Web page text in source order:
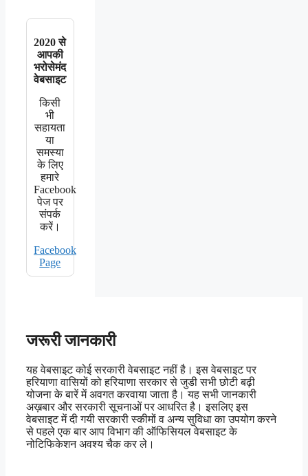
2020 से
आपकी
भरोसेमंद
वेबसाइट
किसी
भी
सहायता
या
समस्या
के लिए
हमारे
Facebook
पेज पर
संपर्क
करें।
Facebook
Page
जरूरी जानकारी
यह वेबसाइट कोई सरकारी वेबसाइट नहीं है। इस वेबसाइट पर
हरियाणा वासियों को हरियाणा सरकार से जुडी सभी छोटी बढ़ी
योजना के बारें में अवगत करवाया जाता है। यह सभी जानकारी
अख़बार और सरकारी सूचनाओं पर आधरित है। इसलिए इस
वेबसाइट में दी गयी सरकारी स्कीमों व अन्य सुविधा का उपयोग करने
से पहले एक बार आप विभाग की ऑफिसियल वेबसाइट के
नोटिफिकेशन अवश्य चैक कर ले।